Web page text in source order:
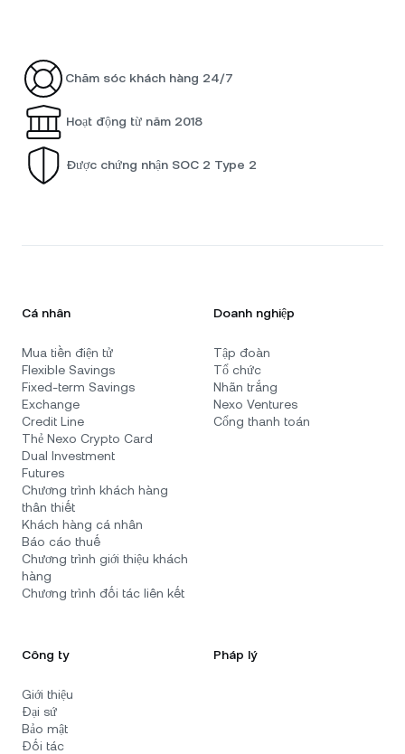
Chăm sóc khách hàng 24/7
Hoạt động từ năm 2018
Được chứng nhận SOC 2 Type 2
Cá nhân
Mua tiền điện tử
Flexible Savings
Fixed-term Savings
Exchange
Credit Line
Thẻ Nexo Crypto Card
Dual Investment
Futures
Chương trình khách hàng
thân thiết
Khách hàng cá nhân
Báo cáo thuế
Chương trình giới thiệu khách
hàng
Chương trình đối tác liên kết
Doanh nghiệp
Tập đoàn
Tổ chức
Nhãn trắng
Nexo Ventures
Cổng thanh toán
Công ty
Giới thiệu
Đại sứ
Bảo mật
Đối tác
Pháp lý